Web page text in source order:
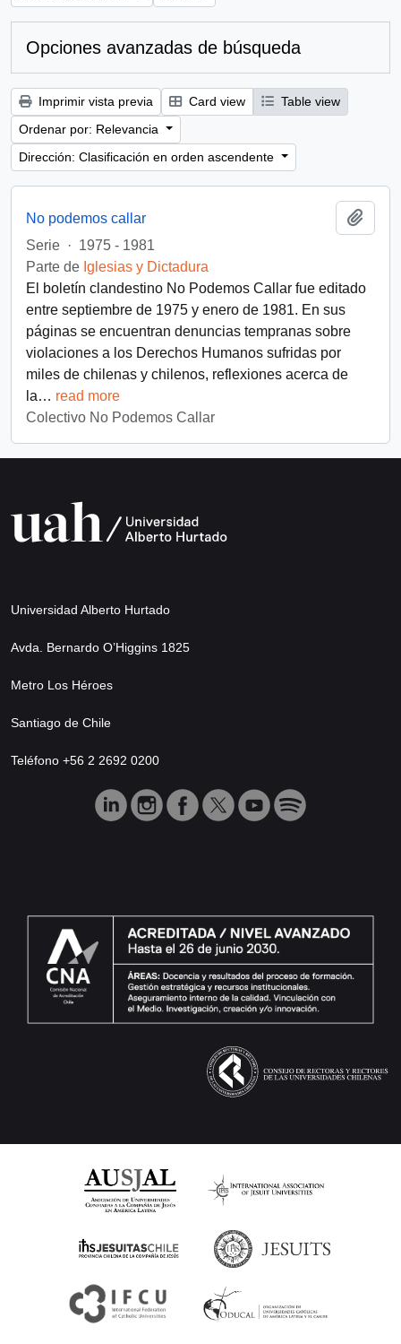
Opciones avanzadas de búsqueda
Imprimir vista previa Card view
Table view
Ordenar por: Relevancia
Dirección: Clasificación en orden ascendente
No podemos callar
Serie · 1975 - 1981
Parte de Iglesias y Dictadura
El boletín clandestino No Podemos Callar fue editado
entre septiembre de 1975 y enero de 1981. En sus
páginas se encuentran denuncias tempranas sobre
violaciones a los Derechos Humanos sufridas por
miles de chilenas y chilenos, reflexiones acerca de
la… read more
Colectivo No Podemos Callar
Universidad Alberto Hurtado
Avda. Bernardo O’Higgins 1825
Metro Los Héroes
Santiago de Chile
Teléfono +56 2 2692 0200